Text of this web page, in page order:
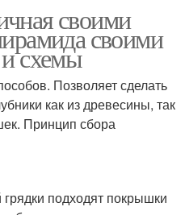
своими
своими
схемы
Позволяет сделать
как из древесины, так
Принцип сбора
подходят покрышки